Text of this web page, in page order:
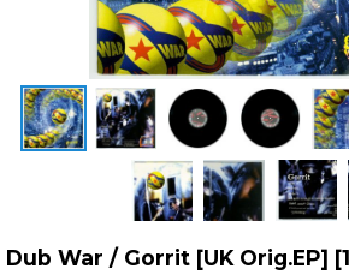
Dub War / Gorrit [UK Orig.EP]